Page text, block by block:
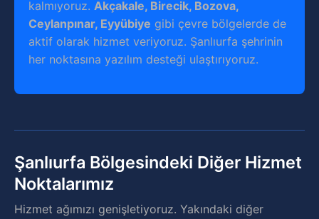
kalmıyoruz. Akçakale, Birecik, Bozova,
Ceylanpınar, Eyyübiye gibi çevre bölgelerde de
aktif olarak hizmet veriyoruz. Şanlıurfa şehrinin
her noktasına yazılım desteği ulaştırıyoruz.
Şanlıurfa Bölgesindeki Diğer Hizmet
Noktalarımız
Hizmet ağımızı genişletiyoruz. Yakındaki diğer